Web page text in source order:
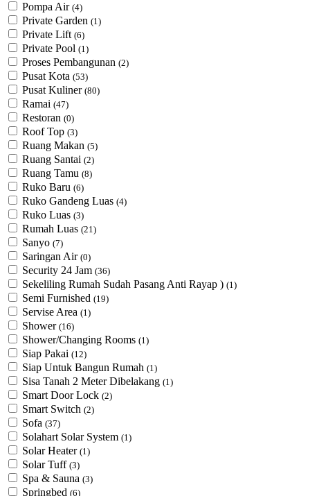
Pompa Air (4)
Private Garden (1)
Private Lift (6)
Private Pool (1)
Proses Pembangunan (2)
Pusat Kota (53)
Pusat Kuliner (80)
Ramai (47)
Restoran (0)
Roof Top (3)
Ruang Makan (5)
Ruang Santai (2)
Ruang Tamu (8)
Ruko Baru (6)
Ruko Gandeng Luas (4)
Ruko Luas (3)
Rumah Luas (21)
Sanyo (7)
Saringan Air (0)
Security 24 Jam (36)
Sekeliling Rumah Sudah Pasang Anti Rayap ) (1)
Semi Furnished (19)
Servise Area (1)
Shower (16)
Shower/Changing Rooms (1)
Siap Pakai (12)
Siap Untuk Bangun Rumah (1)
Sisa Tanah 2 Meter Dibelakang (1)
Smart Door Lock (2)
Smart Switch (2)
Sofa (37)
Solahart Solar System (1)
Solar Heater (1)
Solar Tuff (3)
Spa & Sauna (3)
Springbed (6)